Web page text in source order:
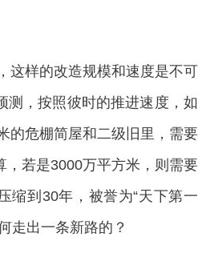
样的改造规模和速度是不可
测，按照彼时的推进速度，如
的危棚简屋和二级旧里，需要
，若是3000万平方米，则需要
缩到30年，被誉为“天下第一
走出一条新路的？